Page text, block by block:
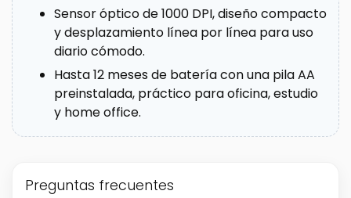
Sensor óptico de 1000 DPI, diseño compacto
y desplazamiento línea por línea para uso
diario cómodo.
Hasta 12 meses de batería con una pila AA
preinstalada, práctico para oficina, estudio
y home office.
Preguntas frecuentes